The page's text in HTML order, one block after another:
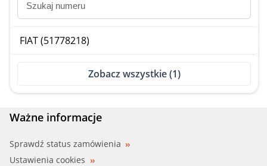
FIAT (51778218)
Zobacz wszystkie (1)
Ważne informacje
Sprawdź status zamówienia
Ustawienia cookies